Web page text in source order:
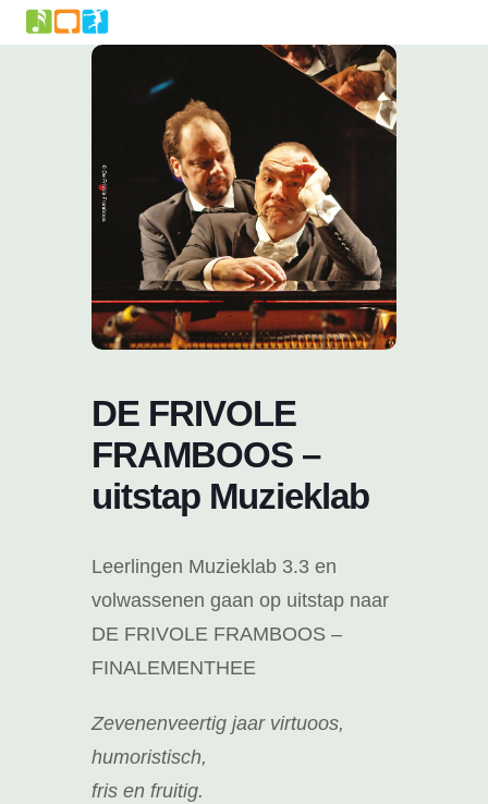
Skip
to
DE FRIVOLE
FRAMBOOS –
uitstap Muzieklab
Leerlingen Muzieklab 3.3 en
volwassenen gaan op uitstap naar
DE FRIVOLE FRAMBOOS –
FINALEMENTHEE
Zevenenveertig jaar virtuoos,
humoristisch,
fris en fruitig.